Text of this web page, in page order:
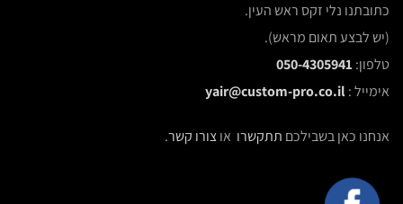
כתובתנו נלי זקס ראש העין.
(יש לבצע תאום מראש).
טלפון: 050-4305941
אימייל :yair@custom-pro.co.il
אנחנו כאן בשבילכם תתקשרו אוצורו קשר.